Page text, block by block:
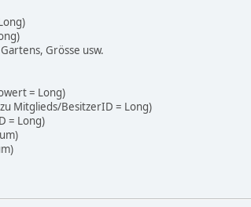
Grösse usw.
= Long)
Mitglieds/BesitzerID = Long)
= Long)